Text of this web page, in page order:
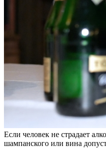
Если человек не страдает
шампанского или вина